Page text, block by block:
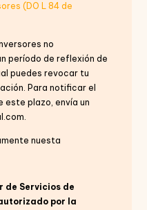
(DO L 84 de
no
período de reflexión de
puedes revocar tu
Para notificar el
este plazo, envía un
nuesta
de Servicios de
por la